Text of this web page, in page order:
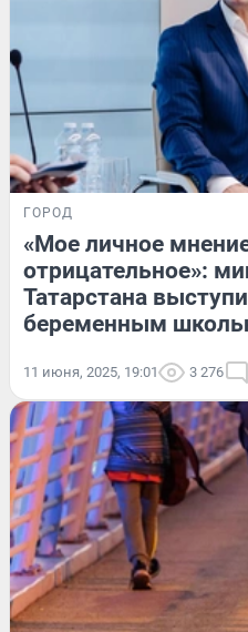
ГОРОД
«Мое личное
отрицательное»:
Татарстана
беременным
11 июня, 2025, 19:01 3 276